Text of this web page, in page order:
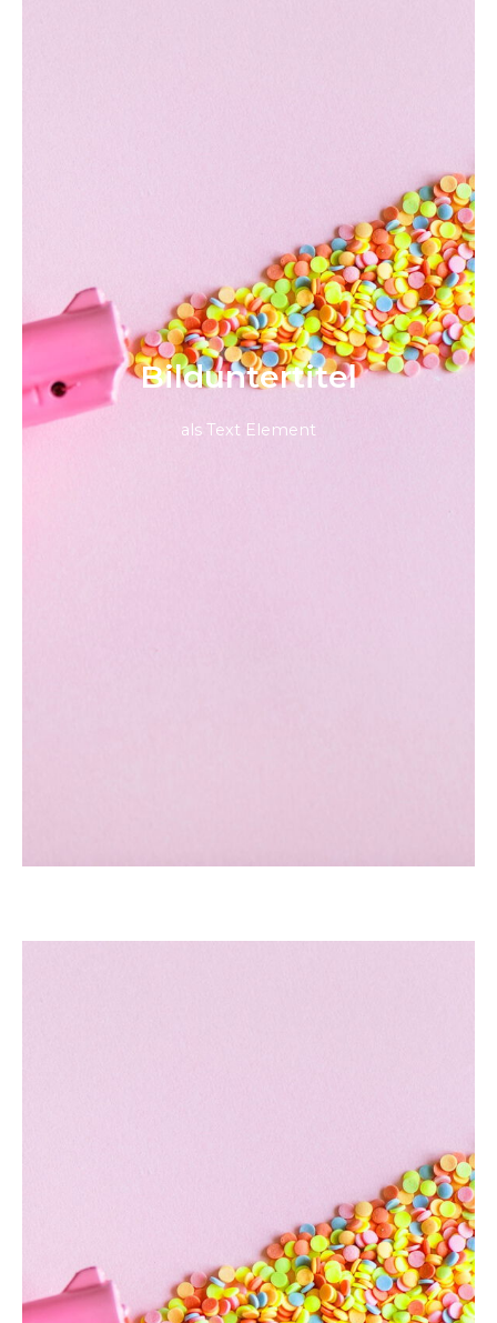
Bild­unter­titel
als Text Element